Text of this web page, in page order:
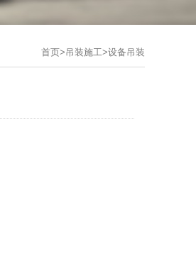
首页>吊装施工>设备吊装